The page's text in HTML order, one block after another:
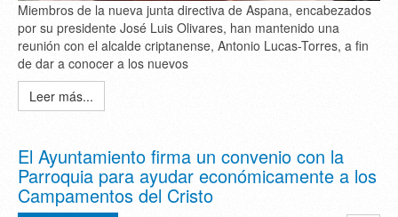
Miembros de la nueva junta directiva de Aspana, encabezados
por su presidente José Luis Olivares, han mantenido una
reunión con el alcalde criptanense, Antonio Lucas-Torres, a fin
de dar a conocer a los nuevos
Leer más...
El Ayuntamiento firma un convenio con la
Parroquia para ayudar económicamente a los
Campamentos del Cristo